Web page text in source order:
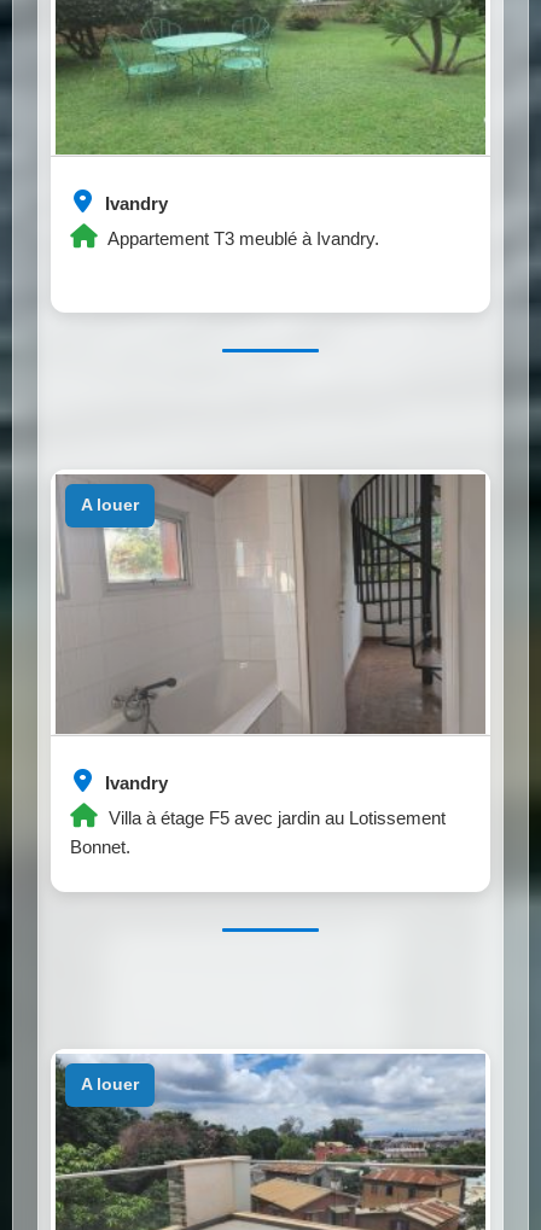
Ivandry
Appartement T3 meublé à Ivandry.
Ivandry
Villa à étage F5 avec jardin au Lotissement
Bonnet.
a louer
a louer